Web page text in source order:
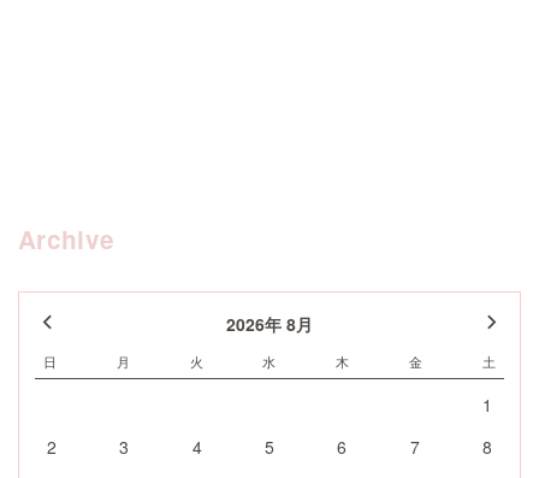
Archive
2026年 8月
日 月 火 水 木 金 土
1
2
3 4 5 6 7
8